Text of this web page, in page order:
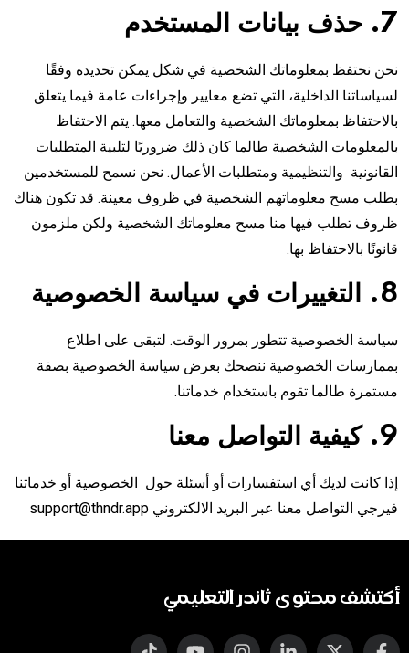
7. حذف بيانات المستخدم
نحن نحتفظ بمعلوماتك الشخصية في شكل يمكن تحديده وفقًا
لسياساتنا الداخلية، التي تضع معايير وإجراءات عامة فيما يتعلق
بالاحتفاظ بمعلوماتك الشخصية والتعامل معها. يتم الاحتفاظ
بالمعلومات الشخصية طالما كان ذلك ضروريًا لتلبية المتطلبات
القانونية والتنظيمية ومتطلبات الأعمال. نحن نسمح للمستخدمين
بطلب مسح معلوماتهم الشخصية في ظروف معينة. قد تكون هناك
ظروف تطلب فيها منا مسح معلوماتك الشخصية ولكن ملزمون
قانونًا بالاحتفاظ بها.
8. التغييرات في سياسة الخصوصية
سياسة الخصوصية تتطور بمرور الوقت. لتبقى على اطلاع
بممارسات الخصوصية ننصحك بعرض سياسة الخصوصية بصفة
مستمرة طالما تقوم باستخدام خدماتنا.
9. كيفية التواصل معنا
إذا كانت لديك أي استفسارات أو أسئلة حول الخصوصية أو خدماتنا
فيرجي التواصل معنا عبر البريد الالكتروني support@thndr.app
أكتشف محتوى ثاندر التعليمي